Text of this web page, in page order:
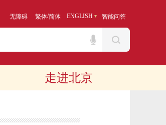
无障碍 繁体/简体 ENGLISH 智能问答
走进北京